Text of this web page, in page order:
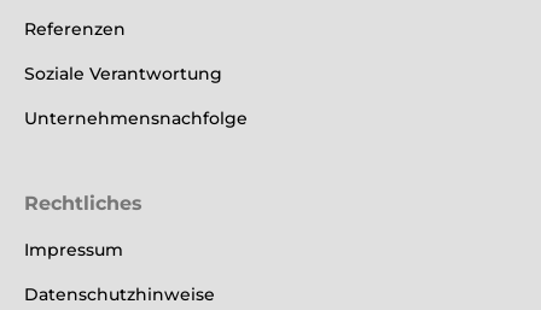
Referenzen
Soziale Verantwortung
Unternehmensnachfolge
Rechtliches
Impressum
Datenschutzhinweise